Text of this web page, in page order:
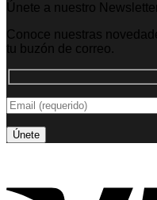
Únete a nuestro
Conoce nuestras
tu buzón de correo.